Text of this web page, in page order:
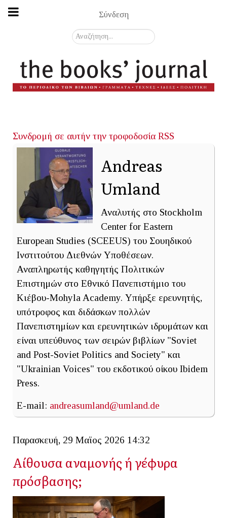
Σύνδεση
Αναζήτηση...
Συνδρομή σε αυτήν την τροφοδοσία RSS
Andreas
Umland
Αναλυτής στο Stockholm
Center for Eastern
European Studies (SCEEUS) του Σουηδικού
Ινστιτούτου Διεθνών Υποθέσεων.
Αναπληρωτής καθηγητής Πολιτικών
Επιστημών στο Εθνικό Πανεπιστήμιο του
Κιέβου-Mohyla Academy. Υπήρξε ερευνητής,
υπότροφος και διδάσκων πολλών
Πανεπιστημίων και ερευνητικών ιδρυμάτων και
είναι υπεύθυνος των σειρών βιβλίων "Soviet
and Post-Soviet Politics and Society" και
"Ukrainian Voices" του εκδοτικού οίκου Ibidem
Press.
E-mail: andreasumland@umland.de
Παρασκευή, 29 Μαϊος 2026 14:32
Αίθουσα αναμονής ή γέφυρα
πρόσβασης;